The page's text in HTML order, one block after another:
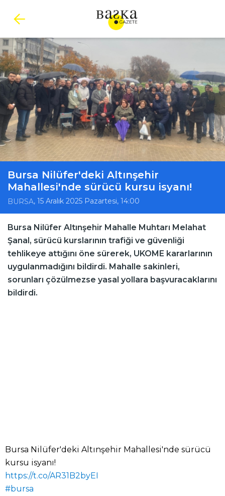
Bursa Nilüfer'deki Altınşehir
Mahallesi'nde sürücü kursu isyanı!
BURSA, 15 Aralık 2025 Pazartesi, 14:00
Bursa Nilüfer Altınşehir Mahalle Muhtarı Melahat
Şanal, sürücü kurslarının trafiği ve güvenliği
tehlikeye attığını öne sürerek, UKOME kararlarının
uygulanmadığını bildirdi. Mahalle sakinleri,
sorunları çözülmezse yasal yollara başvuracaklarını
bildirdi.
Bursa Nilüfer'deki Altınşehir Mahallesi'nde sürücü
kursu isyanı!
https://t.co/AR31B2byEI
#bursa